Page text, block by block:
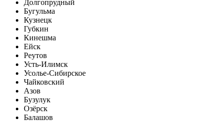
Долгопрудный
Бугульма
Кузнецк
Губкин
Кинешма
Ейск
Реутов
Усть-Илимск
Усолье-Сибирское
Чайковский
Азов
Бузулук
Озёрск
Балашов